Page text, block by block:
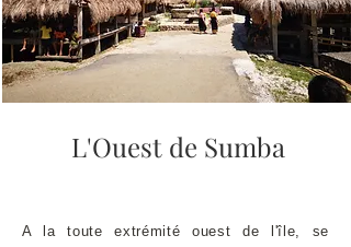
L'Ouest de Sumba
A la toute extrémité ouest de l'île, se